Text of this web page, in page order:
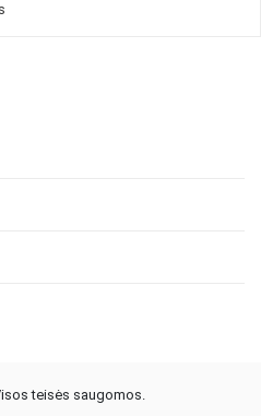
teisės saugomos.